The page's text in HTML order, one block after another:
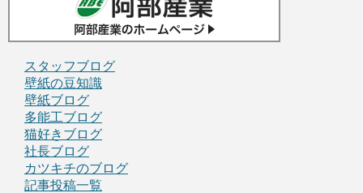
スタッフブログ
壁紙の豆知識
壁紙ブログ
多能工ブログ
猫好きブログ
社長ブログ
カツキチのブログ
記事投稿一覧